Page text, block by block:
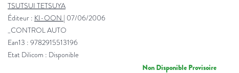
TSUTSUI TETSUYA
Éditeur : KI-OON | 07/06/2006
_CONTROL AUTO
Ean13 : 9782915513196
Etat Dilicom : Disponible
Non Disponible Provisoire